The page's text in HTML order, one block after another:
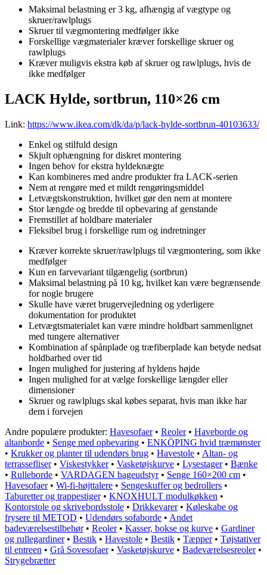
Maksimal belastning er 3 kg, afhængig af vægtype og
skruer/rawlplugs
Skruer til vægmontering medfølger ikke
Forskellige vægmaterialer kræver forskellige skruer og
rawlplugs
Kræver muligvis ekstra køb af skruer og rawlplugs, hvis de
ikke medfølger
LACK Hylde, sortbrun, 110×26 cm
Link: https://www.ikea.com/dk/da/p/lack-hylde-sortbrun-40103633/
Enkel og stilfuld design
Skjult ophængning for diskret montering
Ingen behov for ekstra hyldeknægte
Kan kombineres med andre produkter fra LACK-serien
Nem at rengøre med et mildt rengøringsmiddel
Letvægtskonstruktion, hvilket gør den nem at montere
Stor længde og bredde til opbevaring af genstande
Fremstillet af holdbare materialer
Fleksibel brug i forskellige rum og indretninger
Kræver korrekte skruer/rawlplugs til vægmontering, som ikke
medfølger
Kun en farvevariant tilgængelig (sortbrun)
Maksimal belastning på 10 kg, hvilket kan være begrænsende
for nogle brugere
Skulle have været brugervejledning og yderligere
dokumentation for produktet
Letvægtsmaterialet kan være mindre holdbart sammenlignet
med tungere alternativer
Kombination af spånplade og træfiberplade kan betyde nedsat
holdbarhed over tid
Ingen mulighed for justering af hyldens højde
Ingen mulighed for at vælge forskellige længder eller
dimensioner
Skruer og rawlplugs skal købes separat, hvis man ikke har
dem i forvejen
Andre populære produkter: Havesofaer• Reoler• Haveborde og
altanborde • Senge med opbevaring • ENKÖPING hvid træmønster
• Krukker og planter til udendørs brug • Havestole • Altan- og
terrassefliser• Viskestykker• Vasketøjskurve • Lysestager• Bænke
• Rulleborde • VARDAGEN bageudstyr• Senge 160×200 cm •
Havesofaer• Wi-fi-højttalere • Sengeskuffer og bedrollers •
Taburetter og trappestiger• KNOXHULT modulkøkken •
Kontorstole og skrivebordsstole • Drikkevarer• Køleskabe og
frysere til METOD • Udendørs sofaborde • Andet
badeværelsestilbehør• Reoler• Kasser, bokse og kurve • Gardiner
og rullegardiner• Bestik • Havestole • Bestik • Tæpper• Tøjstativer
til entreen • Grå Sovesofaer• Vasketøjskurve • Badeværelsesreoler•
Strygebrætter